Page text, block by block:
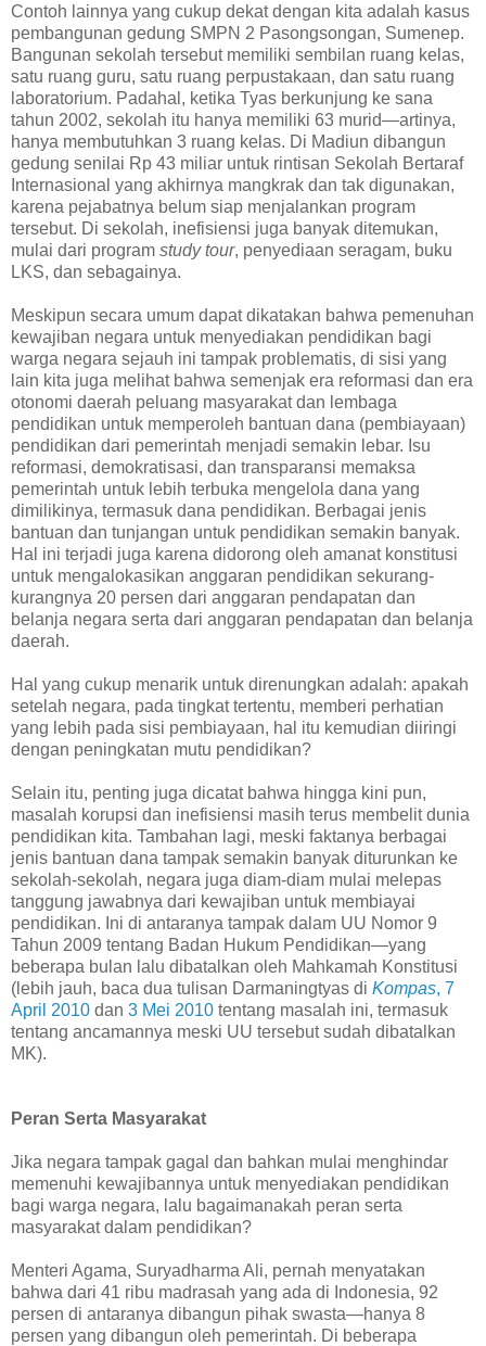
Contoh lainnya yang cukup dekat dengan kita adalah kasus
pembangunan gedung SMPN 2 Pasongsongan, Sumenep.
Bangunan sekolah tersebut memiliki sembilan ruang kelas,
satu ruang guru, satu ruang perpustakaan, dan satu ruang
laboratorium. Padahal, ketika Tyas berkunjung ke sana
tahun 2002, sekolah itu hanya memiliki 63 murid—artinya,
hanya membutuhkan 3 ruang kelas. Di Madiun dibangun
gedung senilai Rp 43 miliar untuk rintisan Sekolah Bertaraf
Internasional yang akhirnya mangkrak dan tak digunakan,
karena pejabatnya belum siap menjalankan program
tersebut. Di sekolah, inefisiensi juga banyak ditemukan,
mulai dari program study tour, penyediaan seragam, buku
LKS, dan sebagainya.
Meskipun secara umum dapat dikatakan bahwa pemenuhan
kewajiban negara untuk menyediakan pendidikan bagi
warga negara sejauh ini tampak problematis, di sisi yang
lain kita juga melihat bahwa semenjak era reformasi dan era
otonomi daerah peluang masyarakat dan lembaga
pendidikan untuk memperoleh bantuan dana (pembiayaan)
pendidikan dari pemerintah menjadi semakin lebar. Isu
reformasi, demokratisasi, dan transparansi memaksa
pemerintah untuk lebih terbuka mengelola dana yang
dimilikinya, termasuk dana pendidikan. Berbagai jenis
bantuan dan tunjangan untuk pendidikan semakin banyak.
Hal ini terjadi juga karena didorong oleh amanat konstitusi
untuk mengalokasikan anggaran pendidikan sekurang-
kurangnya 20 persen dari anggaran pendapatan dan
belanja negara serta dari anggaran pendapatan dan belanja
daerah.
Hal yang cukup menarik untuk direnungkan adalah: apakah
setelah negara, pada tingkat tertentu, memberi perhatian
yang lebih pada sisi pembiayaan, hal itu kemudian diiringi
dengan peningkatan mutu pendidikan?
Selain itu, penting juga dicatat bahwa hingga kini pun,
masalah korupsi dan inefisiensi masih terus membelit dunia
pendidikan kita. Tambahan lagi, meski faktanya berbagai
jenis bantuan dana tampak semakin banyak diturunkan ke
sekolah-sekolah, negara juga diam-diam mulai melepas
tanggung jawabnya dari kewajiban untuk membiayai
pendidikan. Ini di antaranya tampak dalam UU Nomor 9
Tahun 2009 tentang Badan Hukum Pendidikan—yang
beberapa bulan lalu dibatalkan oleh Mahkamah Konstitusi
(lebih jauh, baca dua tulisan Darmaningtyas di Kompas, 7
April 2010 dan 3 Mei 2010 tentang masalah ini, termasuk
tentang ancamannya meski UU tersebut sudah dibatalkan
MK).
Peran Serta Masyarakat
Jika negara tampak gagal dan bahkan mulai menghindar
memenuhi kewajibannya untuk menyediakan pendidikan
bagi warga negara, lalu bagaimanakah peran serta
masyarakat dalam pendidikan?
Menteri Agama, Suryadharma Ali, pernah menyatakan
bahwa dari 41 ribu madrasah yang ada di Indonesia, 92
persen di antaranya dibangun pihak swasta—hanya 8
persen yang dibangun oleh pemerintah. Di beberapa